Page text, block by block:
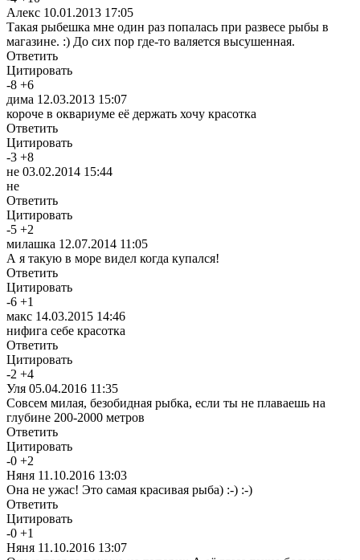
Алекс 10.01.2013 17:05
Такая рыбешка мне один раз попалась при развесе рыбы в
магазине. :) До сих пор где-то валяется высушенная.
Ответить
Цитировать
-8 +6
дима 12.03.2013 15:07
короче в оквариуме её держать хочу красотка
Ответить
Цитировать
-3 +8
не 03.02.2014 15:44
не
Ответить
Цитировать
-5 +2
милашка 12.07.2014 11:05
А я такую в море видел когда купался!
Ответить
Цитировать
-6 +1
макс 14.03.2015 14:46
нифига себе красотка
Ответить
Цитировать
-2 +4
Уля 05.04.2016 11:35
Совсем милая, безобидная рыбка, если ты не плаваешь на
глубине 200-2000 метров
Ответить
Цитировать
-0 +2
Няня 11.10.2016 13:03
Она не ужас! Это самая красивая рыба) :-) :-)
Ответить
Цитировать
-0 +1
Няня 11.10.2016 13:07